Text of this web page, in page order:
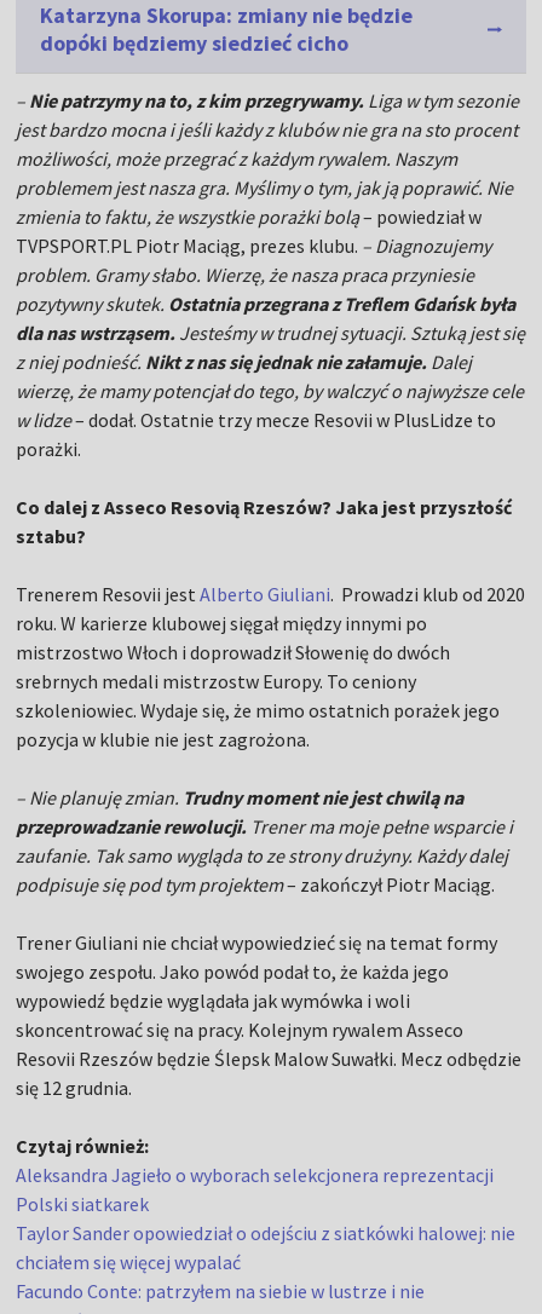
Katarzyna Skorupa: zmiany nie będzie
dopóki będziemy siedzieć cicho
– Nie patrzymy na to, z kim przegrywamy. Liga w tym sezonie
jest bardzo mocna i jeśli każdy z klubów nie gra na sto procent
możliwości, może przegrać z każdym rywalem. Naszym
problemem jest nasza gra. Myślimy o tym, jak ją poprawić. Nie
zmienia to faktu, że wszystkie porażki bolą– powiedział w
TVPSPORT.PL Piotr Maciąg, prezes klubu. – Diagnozujemy
problem. Gramy słabo. Wierzę, że nasza praca przyniesie
pozytywny skutek. Ostatnia przegrana z Treflem Gdańsk była
dla nas wstrząsem. Jesteśmy w trudnej sytuacji. Sztuką jest się
z niej podnieść. Nikt z nas się jednak nie załamuje. Dalej
wierzę, że mamy potencjał do tego, by walczyć o najwyższe cele
w lidze– dodał. Ostatnie trzy mecze Resovii w PlusLidze to
porażki.
Co dalej z Asseco Resovią Rzeszów? Jaka jest przyszłość
sztabu?
Trenerem Resovii jestAlberto Giuliani. Prowadzi klub od 2020
roku. W karierze klubowej sięgał między innymi po
mistrzostwo Włoch i doprowadził Słowenię do dwóch
srebrnych medali mistrzostw Europy. To ceniony
szkoleniowiec. Wydaje się, że mimo ostatnich porażek jego
pozycja w klubie nie jest zagrożona.
– Nie planuję zmian. Trudny moment nie jest chwilą na
przeprowadzanie rewolucji. Trener ma moje pełne wsparcie i
zaufanie. Tak samo wygląda to ze strony drużyny. Każdy dalej
podpisuje się pod tym projektem– zakończył Piotr Maciąg.
Trener Giuliani nie chciał wypowiedzieć się na temat formy
swojego zespołu. Jako powód podał to, że każda jego
wypowiedź będzie wyglądała jak wymówka i woli
skoncentrować się na pracy. Kolejnym rywalem Asseco
Resovii Rzeszów będzie Ślepsk Malow Suwałki. Mecz odbędzie
się 12 grudnia.
Czytaj również:
Aleksandra Jagieło o wyborach selekcjonera reprezentacji
Polski siatkarek
Taylor Sander opowiedział o odejściu z siatkówki halowej: nie
chciałem się więcej wypalać
Facundo Conte: patrzyłem na siebie w lustrze i nie